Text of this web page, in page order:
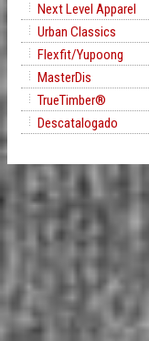
Next Level Apparel
Urban Classics
Flexfit/Yupoong
MasterDis
TrueTimber®
Descatalogado